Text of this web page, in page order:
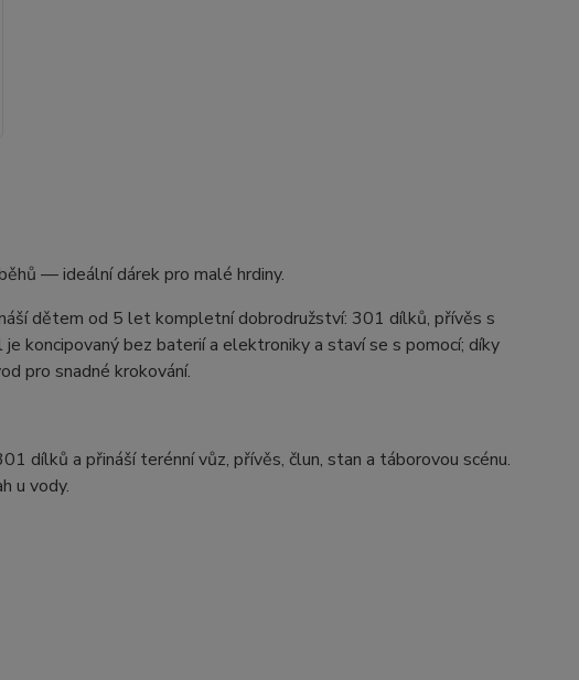
— ideální dárek pro malé hrdiny.
dětem od 5 let kompletní dobrodružství: 301 dílků, přívěs s
koncipovaný bez baterií a elektroniky a staví se s pomocí; díky
pro snadné krokování.
dílků a přináší terénní vůz, přívěs, člun, stan a táborovou scénu.
u vody.